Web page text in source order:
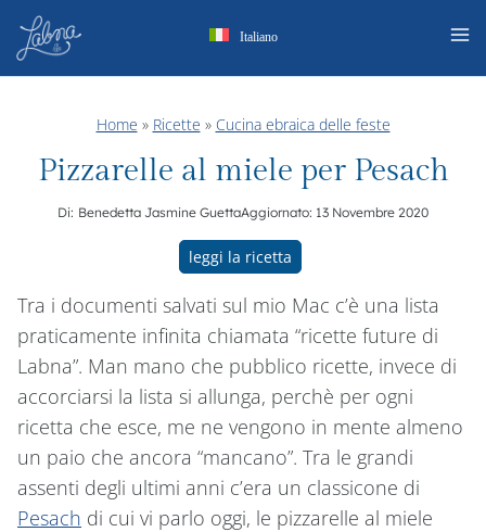
Salta
contenuto
Italiano
Home » Ricette » Cucina ebraica delle feste
Pizzarelle al miele per Pesach
Di: Benedetta Jasmine GuettaAggiornato: 13 Novembre 2020
leggi la ricetta
Tra i documenti salvati sul mio Mac c’è una lista
praticamente infinita chiamata “ricette future di
Labna”. Man mano che pubblico ricette, invece di
accorciarsi la lista si allunga, perchè per ogni
ricetta che esce, me ne vengono in mente almeno
un paio che ancora “mancano”. Tra le grandi
assenti degli ultimi anni c’era un classicone di
Pesach di cui vi parlo oggi, le pizzarelle al miele